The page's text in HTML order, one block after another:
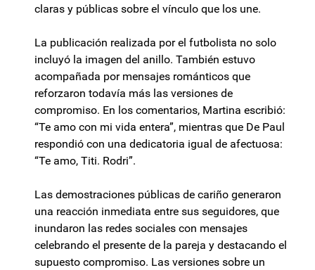
claras y públicas sobre el vínculo que los une.
La publicación realizada por el futbolista no solo
incluyó la imagen del anillo. También estuvo
acompañada por mensajes románticos que
reforzaron todavía más las versiones de
compromiso. En los comentarios, Martina escribió:
“Te amo con mi vida entera”, mientras que De Paul
respondió con una dedicatoria igual de afectuosa:
“Te amo, Titi. Rodri”.
Las demostraciones públicas de cariño generaron
una reacción inmediata entre sus seguidores, que
inundaron las redes sociales con mensajes
celebrando el presente de la pareja y destacando el
supuesto compromiso. Las versiones sobre un